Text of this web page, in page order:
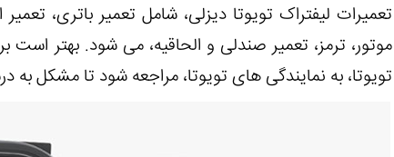
تعمیرات لیفتراک تویوتا دیزلی، شامل تعمیر باتری،
موتور، ترمز، تعمیر صندلی و الحاقیه، می شود. بهتر است
تویوتا، به نمایندگی های تویوتا، مراجعه شود تا مشکل